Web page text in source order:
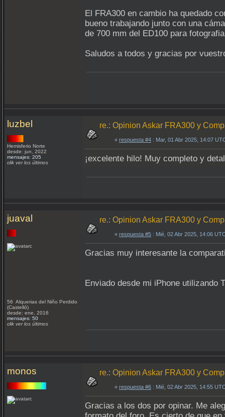
El FRA300 en cambio ha quedado
bueno trabajando junto con una
de 700 mm del ED100 para
Saludos a todos y gracias por
luzbel
Hemisferio Norte
desde: jun, 2022
mensajes: 205
clik ver los últimos
re.: Opinion Askar FRA300 y
« respuesta #4 : Mar, 01 Abr 2025, 14:07
¡excelente hilo! Muy completo y
juaval
56 Alquerias del Niño Perdido
(Castelló)
desde: ene, 2016
mensajes: 50
clik ver los últimos
re.: Opinion Askar FRA300 y
« respuesta #5 : Mié, 02 Abr 2025, 14:06
Gracias muy interesante la
Enviado desde mi iPhone utilizando
monos re.: Opinion Askar FRA300 y
« respuesta #6 : Mié, 02 Abr 2025, 14:55
Gracias a los dos por opinar. Me